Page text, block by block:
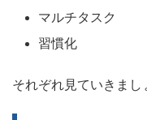
マルチタスク
習慣化
それぞれ見ていきまし